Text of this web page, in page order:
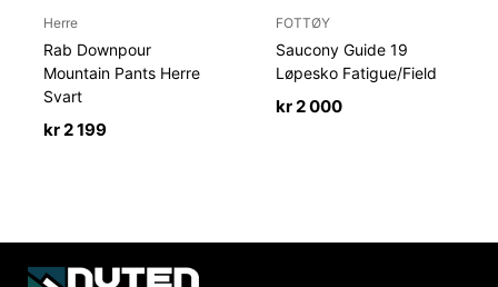
Herre
Rab Downpour
Mountain Pants Herre
Svart
kr2 199
FOTTØY
Saucony Guide 19
Løpesko Fatigue/Field
kr2 000